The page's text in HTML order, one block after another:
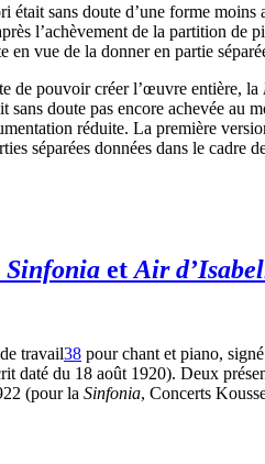
était sans doute d’une forme
l’achèvement de la partition
en vue de la donner en partie
de pouvoir créer l’œuvre entière, la
sans doute pas encore achevée au
réduite. La première
séparées données dans le cadre
Sinfonia et Air
travail38 pour chant et piano,
daté du 18 août 1920). Deux
(pour la Sinfonia, Concerts